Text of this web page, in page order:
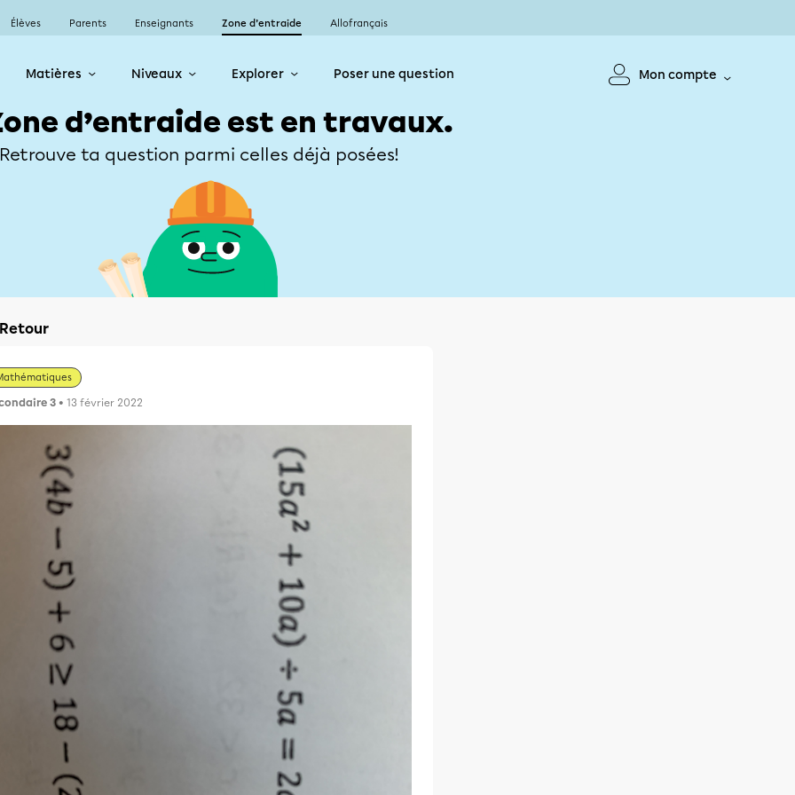
Élèves Parents Enseignants Zone d’entraide Allofrançais
Matières Niveaux Explorer Poser une question Mon compte
d’entraide est en travaux.
ta question parmi celles déjà posées!
Retour
3 • 13 février 2022